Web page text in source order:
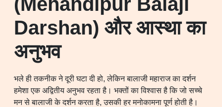
Darshan) और आस्था का
अनुभव
भले ही तकनीक ने दूरी घटा दी हो, लेकिन बालाजी महाराज का दर्शन
हमेशा एक अद्वितीय अनुभव रहता है। भक्तों का विश्वास है कि जो सच्चे
मन से बालाजी के दर्शन करता है, उसकी हर मनोकामना पूर्ण होती है।